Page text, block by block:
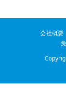
会社概要